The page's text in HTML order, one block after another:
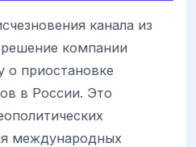
канала из
компании
о приостановке
в России. Это
международных